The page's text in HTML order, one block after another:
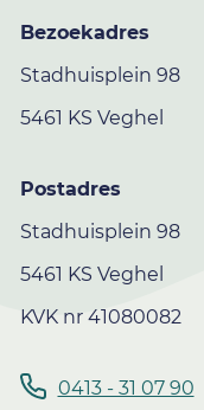
Bezoekadres
Stadhuisplein 98
5461 KS Veghel
Postadres
Stadhuisplein 98
5461 KS Veghel
KVK nr 41080082
0413 - 31 07 90